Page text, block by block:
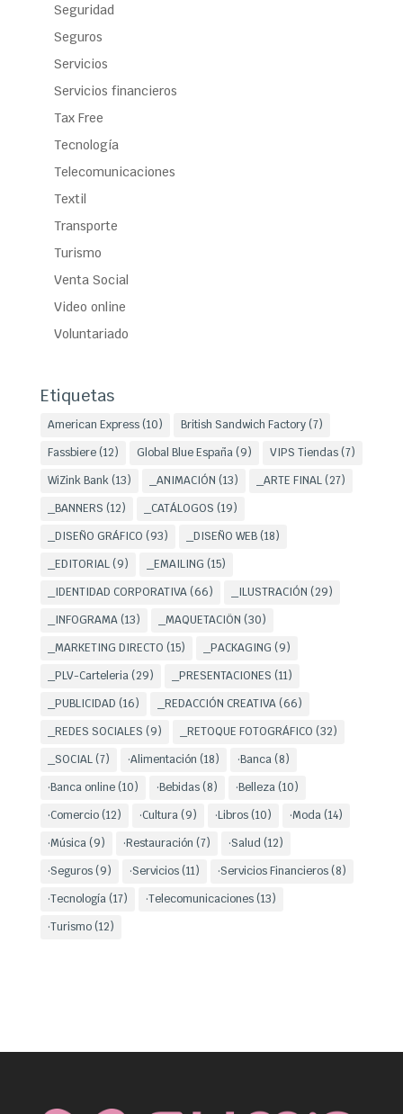
Seguridad
Seguros
Servicios
Servicios financieros
Tax Free
Tecnología
Telecomunicaciones
Textil
Transporte
Turismo
Venta Social
Video online
Voluntariado
Etiquetas
American Express(10) British Sandwich Factory(7)
Fassbiere(12) Global Blue España(9) VIPS Tiendas(7)
WiZink Bank(13) _ANIMACIÓN (13) _ARTE FINAL(27)
_BANNERS (12) _CATÁLOGOS (19)
_DISEÑO GRÁFICO (93) _DISEÑO WEB(18)
_EDITORIAL(9) _EMAILING (15)
_IDENTIDAD CORPORATIVA(66) _ILUSTRACIÓN (29)
_INFOGRAMA(13) _MAQUETACIÖN (30)
_MARKETING DIRECTO (15) _PACKAGING (9)
_PLV-Carteleria(29) _PRESENTACIONES (11)
_PUBLICIDAD (16) _REDACCIÓN CREATIVA(66)
_REDES SOCIALES (9) _RETOQUE FOTOGRÁFICO (32)
_SOCIAL(7) ·Alimentación (18) ·Banca(8)
·Banca online(10) ·Bebidas(8) ·Belleza(10)
·Comercio(12) ·Cultura(9) ·Libros(10) ·Moda(14)
·Música(9) ·Restauración (7) ·Salud (12)
·Seguros(9) ·Servicios(11) ·Servicios Financieros(8)
·Tecnología(17) ·Telecomunicaciones(13)
·Turismo(12)